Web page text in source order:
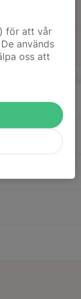
för att vår
används
oss att